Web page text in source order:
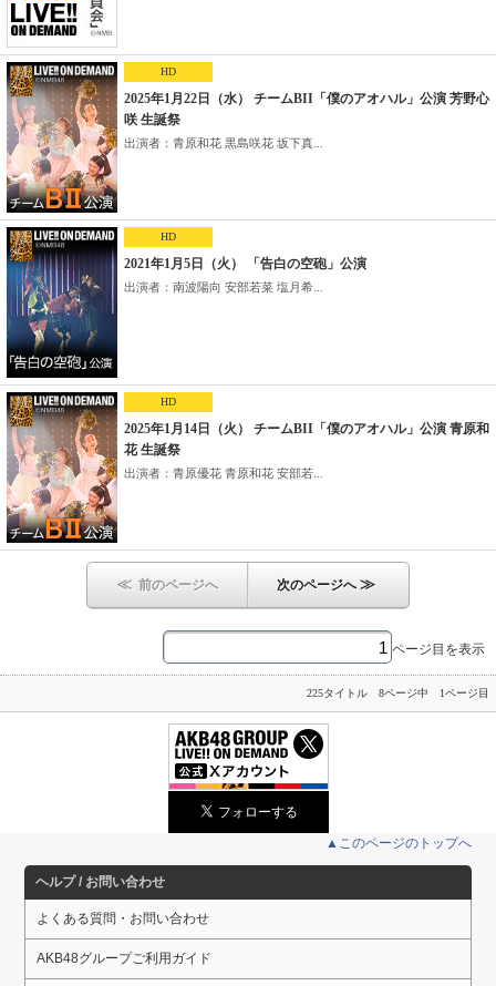
HD
2025年1月22日（水） チームBII「僕のアオハル」公演 芳野心
咲 生誕祭
出演者：青原和花 黒島咲花 坂下真...
HD
2021年1月5日（火） 「告白の空砲」公演
出演者：南波陽向 安部若菜 塩月希...
HD
2025年1月14日（火） チームBII「僕のアオハル」公演 青原和
花 生誕祭
出演者：青原優花 青原和花 安部若...
≪ 前のページへ 次のページへ≫
ページ目を表示
225タイトル 8ページ中 1ページ目
▲このページのトップへ
ヘルプ / お問い合わせ
よくある質問・お問い合わせ
AKB48グループご利用ガイド